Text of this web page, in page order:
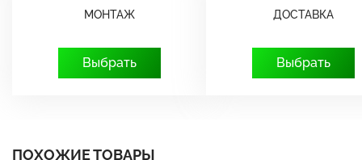
МОНТАЖ
Выбрать
ДОСТАВКА
Выбрать
ПОХОЖИЕ ТОВАРЫ